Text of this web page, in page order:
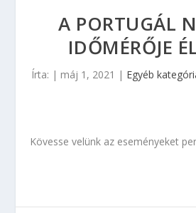
A PORTUGÁL
IDŐMÉRŐJE
Írta: | máj 1, 2021 | Egyéb
Kövesse velünk az eseményeket